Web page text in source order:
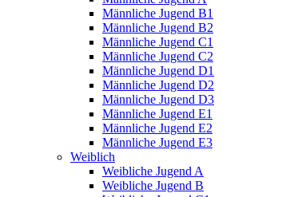
Männliche Jugend B1
Männliche Jugend B2
Männliche Jugend C1
Männliche Jugend C2
Männliche Jugend D1
Männliche Jugend D2
Männliche Jugend D3
Männliche Jugend E1
Männliche Jugend E2
Männliche Jugend E3
Weiblich
Weibliche Jugend A
Weibliche Jugend B